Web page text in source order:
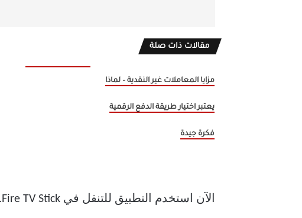
مقالات ذات صلة
مزايا المعاملات غير النقدية – لماذا
يعتبر اختيار طريقة الدفع الرقمية
فكرة جيدة
الآن استخدم التطبيق للتنقل في Fire TV Stick. انتقل إلى الإعدادات> الشبكة. هنا الاتصال بشبكة مختلفة.